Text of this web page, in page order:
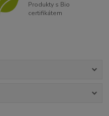
Produkty s Bio
certifikátem